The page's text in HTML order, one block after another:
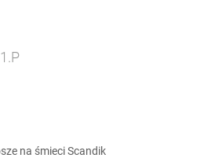
na śmieci Scandik